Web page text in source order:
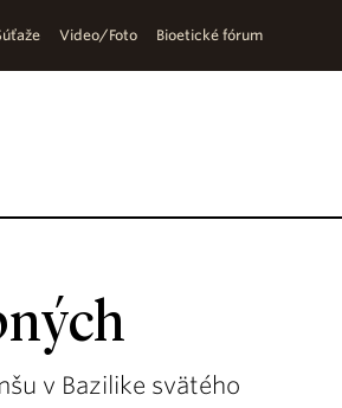
Video/Foto Bioetické fórum
v Bazilike svätého